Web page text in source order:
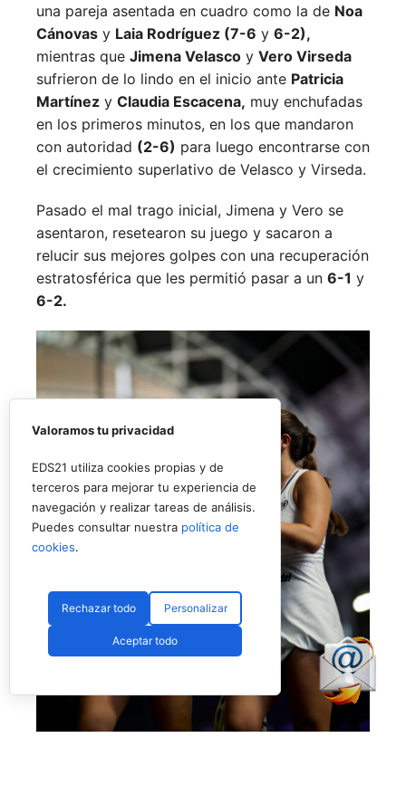
una pareja asentada en cuadro como la de Noa
Cánovas y Laia Rodríguez (7-6 y 6-2),
mientras que Jimena Velasco y Vero Virseda
sufrieron de lo lindo en el inicio ante Patricia
Martínez y Claudia Escacena, muy enchufadas
en los primeros minutos, en los que mandaron
con autoridad (2-6) para luego encontrarse con
el crecimiento superlativo de Velasco y Virseda.
Pasado el mal trago inicial, Jimena y Vero se
asentaron, resetearon su juego y sacaron a
relucir sus mejores golpes con una recuperación
estratosférica que les permitió pasar a un 6-1 y
6-2.
Valoramos tu privacidad
EDS21 utiliza cookies propias y de
terceros para mejorar tu experiencia de
navegación y realizar tareas de análisis.
Puedes consultar nuestra política de
cookies.
Rechazar todo Personalizar
Aceptar todo